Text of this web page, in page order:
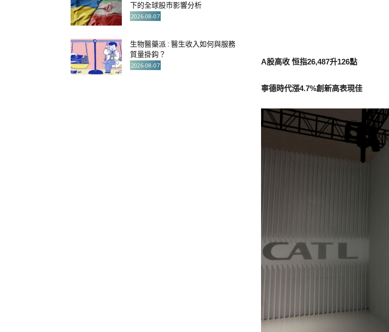
A股高收 恒指26,487升126點
寧德時代漲4.7%創新高表現佳
下的全球股市影響分析
2026-08-07
生物醫藥派 : 醫生收入如何與服務
質量掛鈎？
2026-08-07